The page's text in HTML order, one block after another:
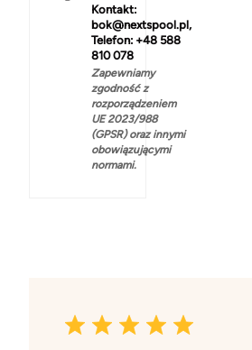
Kontakt:
bok@nextspool.pl,
Telefon: +48 588
810 078
Zapewniamy
zgodność z
rozporządzeniem
UE 2023/988
(GPSR) oraz innymi
obowiązującymi
normami.